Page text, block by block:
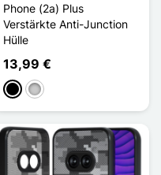
Phone (2a) Plus
Verstärkte Anti-Junction
Hülle
13,99 €
SchwarzTransparent